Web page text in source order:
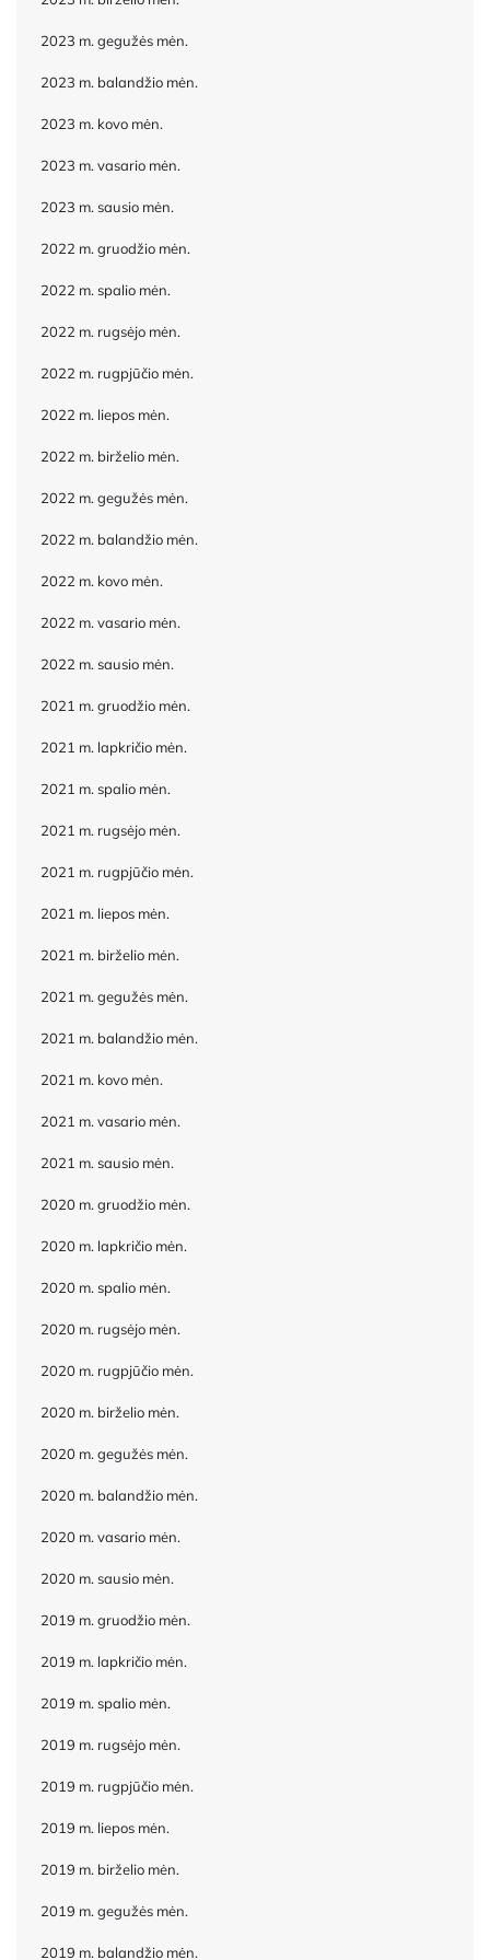
2023 m. gegužės mėn.
2023 m. balandžio mėn.
2023 m. kovo mėn.
2023 m. vasario mėn.
2023 m. sausio mėn.
2022 m. gruodžio mėn.
2022 m. spalio mėn.
2022 m. rugsėjo mėn.
2022 m. rugpjūčio mėn.
2022 m. liepos mėn.
2022 m. birželio mėn.
2022 m. gegužės mėn.
2022 m. balandžio mėn.
2022 m. kovo mėn.
2022 m. vasario mėn.
2022 m. sausio mėn.
2021 m. gruodžio mėn.
2021 m. lapkričio mėn.
2021 m. spalio mėn.
2021 m. rugsėjo mėn.
2021 m. rugpjūčio mėn.
2021 m. liepos mėn.
2021 m. birželio mėn.
2021 m. gegužės mėn.
2021 m. balandžio mėn.
2021 m. kovo mėn.
2021 m. vasario mėn.
2021 m. sausio mėn.
2020 m. gruodžio mėn.
2020 m. lapkričio mėn.
2020 m. spalio mėn.
2020 m. rugsėjo mėn.
2020 m. rugpjūčio mėn.
2020 m. birželio mėn.
2020 m. gegužės mėn.
2020 m. balandžio mėn.
2020 m. vasario mėn.
2020 m. sausio mėn.
2019 m. gruodžio mėn.
2019 m. lapkričio mėn.
2019 m. spalio mėn.
2019 m. rugsėjo mėn.
2019 m. rugpjūčio mėn.
2019 m. liepos mėn.
2019 m. birželio mėn.
2019 m. gegužės mėn.
2019 m. balandžio mėn.